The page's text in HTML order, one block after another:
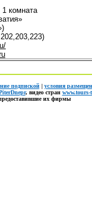
комната
подпиской| условия
, видео стран www.tours-
предоставившие их фирмы